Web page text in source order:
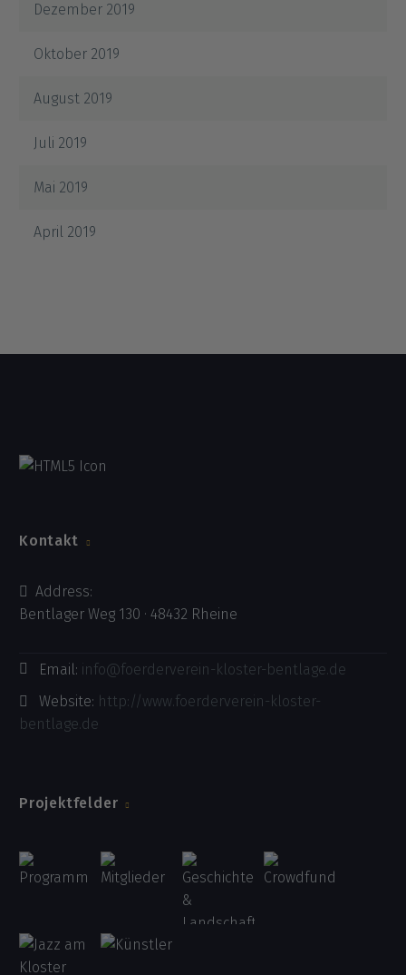
Dezember 2019
Oktober 2019
August 2019
Juli 2019
Mai 2019
April 2019
Kontakt
Address:
Bentlager Weg 130 · 48432 Rheine
Email: info@foerderverein-kloster-bentlage.de
Website: http://www.foerderverein-kloster-
bentlage.de
Projektfelder